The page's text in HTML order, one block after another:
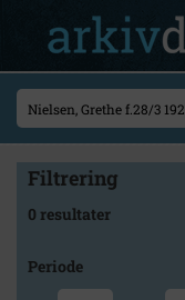
Filtrering
0 resultater
Periode